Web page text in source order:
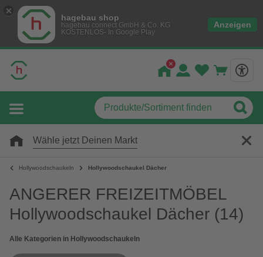
hagebau shop
hagebau connect GmbH & Co. KG
KOSTENLOS- In Google Play
Anzeigen
Wähle jetzt Deinen Markt
Hollywoodschaukeln Hollywoodschaukel Dächer
ANGERER FREIZEITMÖBEL
Hollywoodschaukel Dächer (14)
Alle Kategorien in Hollywoodschaukeln